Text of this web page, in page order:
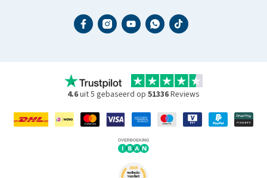
4.6uit 5 gebaseerd op 51336Reviews